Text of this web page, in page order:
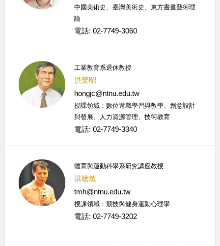
中國美術史、臺灣美術史、東方書畫藝術理
論
電話: 02-7749-3060
工業教育系退休教授
洪榮昭
hongjc@ntnu.edu.tw
授課領域：數位遊戲學習與教學、創意設計
與發展、人力資源管理、技術教育
電話: 02-7749-3340
體育與運動科學系研究講座教授
洪聰敏
tmh@ntnu.edu.tw
授課領域：競技與健身運動心理學
電話: 02-7749-3202